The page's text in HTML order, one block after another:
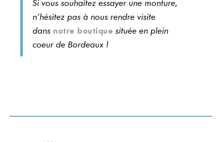
Si vous souhaitez essayer une monture,
n’hésitez pas à nous rendre visite
dans notre boutique située en plein
coeur de Bordeaux !